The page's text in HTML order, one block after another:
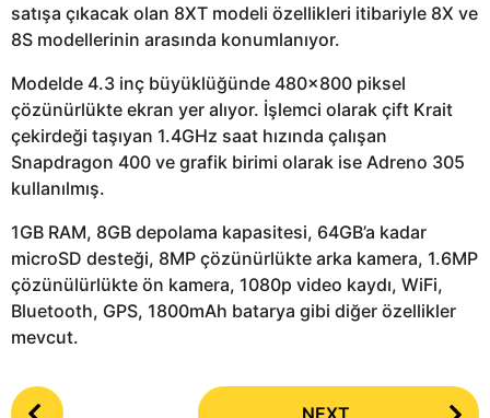
satışa çıkacak olan 8XT modeli özellikleri itibariyle 8X ve
8S modellerinin arasında konumlanıyor.
Modelde 4.3 inç büyüklüğünde 480×800 piksel
çözünürlükte ekran yer alıyor. İşlemci olarak çift Krait
çekirdeği taşıyan 1.4GHz saat hızında çalışan
Snapdragon 400 ve grafik birimi olarak ise Adreno 305
kullanılmış.
1GB RAM, 8GB depolama kapasitesi, 64GB’a kadar
microSD desteği, 8MP çözünürlükte arka kamera, 1.6MP
çözünülürlükte ön kamera, 1080p video kaydı, WiFi,
Bluetooth, GPS, 1800mAh batarya gibi diğer özellikler
mevcut.
P